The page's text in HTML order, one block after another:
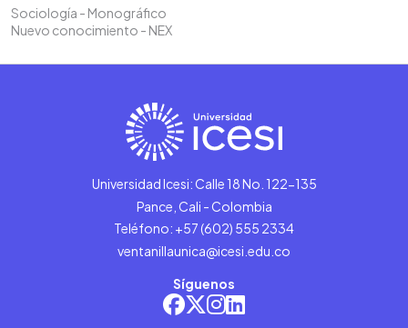
Sociología - Monográfico
Nuevo conocimiento - NEX
Universidad Icesi: Calle 18 No. 122-135
Pance, Cali - Colombia
Teléfono: +57 (602) 555 2334
ventanillaunica@icesi.edu.co
Síguenos